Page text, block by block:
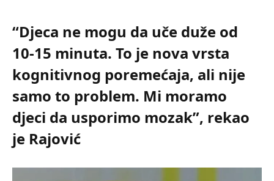
“Djeca ne mogu da uče duže od
10-15 minuta. To je nova vrsta
kognitivnog poremećaja, ali nije
samo to problem. Mi moramo
djeci da usporimo mozak”, rekao
je Rajović